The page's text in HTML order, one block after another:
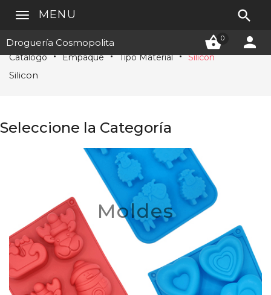
Droguería Cosmopolita 0 
MENU 
Catálogo Empaque Tipo Material Silicon
Silicon
Seleccione la Categoría
Moldes